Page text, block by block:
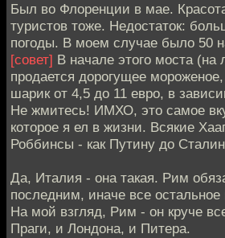
Был во Флоренции в мае.
туристов тоже. Недостаток:
погоды. В моем случае было 50
[совет] В начале этого моста
продается дорогущее
шарик от 4,5 до 11 евро, в
Не жмитесь! ИМХО, это самое
которое я ел в жизни. Всякие
Роббинсы - как Путину до
Да, Италия - она такая. Рим
последним, иначе все остальное
На мой взгляд, Рим - он круче
Праги, и Лондона, и Питера.